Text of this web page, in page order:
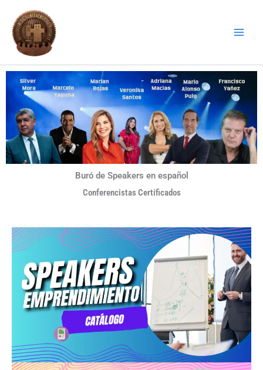
contenido
Buró de Speakers en español
Conferencistas Certificados